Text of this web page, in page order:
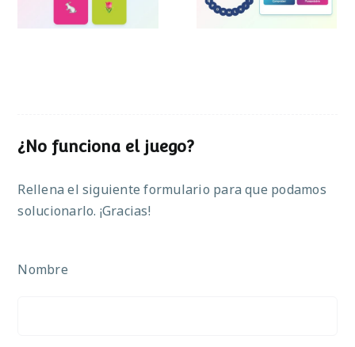
¿No funciona el juego?
Rellena el siguiente formulario para que podamos
solucionarlo. ¡Gracias!
Nombre